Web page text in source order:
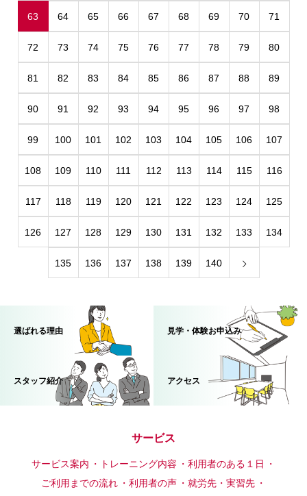
63 64 65 66 67 68 69 70 71
72 73 74 75 76 77 78 79 80
81 82 83 84 85 86 87 88 89
90 91 92 93 94 95 96 97 98
99 100 101 102 103 104 105 106 107
108 109 110 111 112 113 114 115 116
117 118 119 120 121 122 123 124 125
126 127 128 129 130 131 132 133 134
135 136 137 138 139 140
選ばれる理由 見学・体験お申込み
スタッフ紹介 アクセス
サービス
サービス案内 トレーニング内容
利用者のある１日
ご利用までの流れ
利用者の声
就労先・実習先